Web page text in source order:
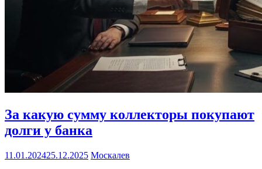
За какую сумму коллекторы покупают
долги у банка
11.01.202425.12.2025 Москалев